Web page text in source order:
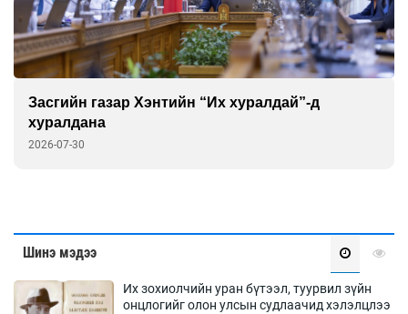
Засгийн газар Хэнтийн “Их хуралдай”-д
хуралдана
2026-07-30
Шинэ мэдээ
Их зохиолчийн уран бүтээл, туурвил зүйн
онцлогийг олон улсын судлаачид хэлэлцлээ